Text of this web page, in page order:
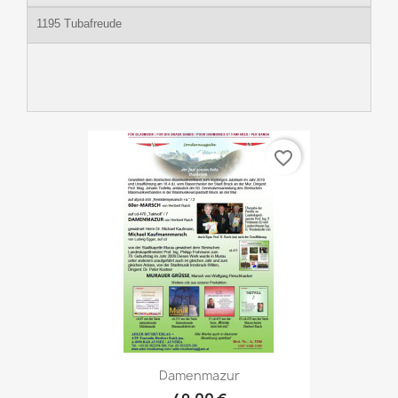
1195 Tubafreude
Damenmazur
favorite_border